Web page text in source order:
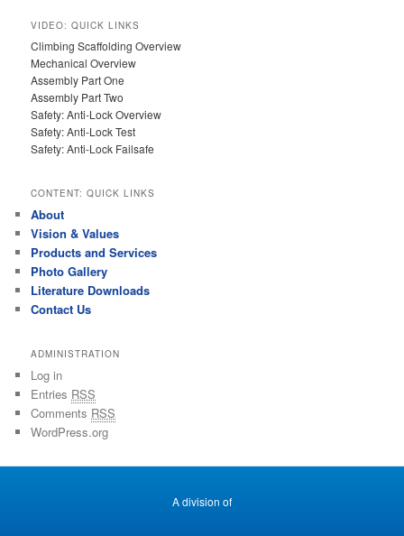
VIDEO: QUICK LINKS
Climbing Scaffolding Overview
Mechanical Overview
Assembly Part One
Assembly Part Two
Safety: Anti-Lock Overview
Safety: Anti-Lock Test
Safety: Anti-Lock Failsafe
CONTENT: QUICK LINKS
About
Vision & Values
Products and Services
Photo Gallery
Literature Downloads
Contact Us
ADMINISTRATION
Log in
Entries RSS
Comments RSS
WordPress.org
A division of